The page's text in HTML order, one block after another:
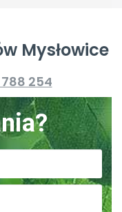
Mysłowice
254